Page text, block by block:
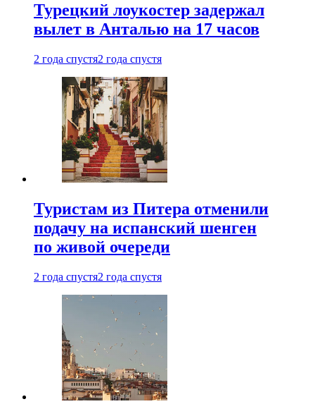
Турецкий лоукостер задержал
вылет в Анталью на 17 часов
2 года спустя2 года спустя
Туристам из Питера отменили
подачу на испанский шенген
по живой очереди
2 года спустя2 года спустя